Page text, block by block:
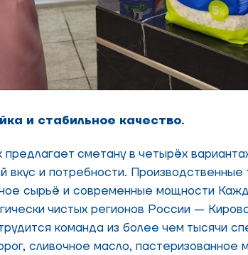
и стабильное качество.
сметану в четырёх
вкус и потребности.
сырьё и современные мощности
чистых регионов России —
команда из более чем тысячи
сливочное масло,